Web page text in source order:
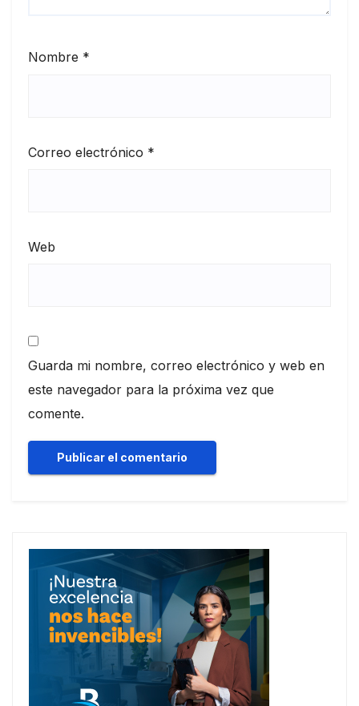
Nombre *
Correo electrónico *
Web
Guarda mi nombre, correo electrónico y web en
este navegador para la próxima vez que
comente.